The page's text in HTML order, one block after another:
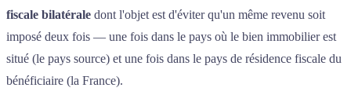
fiscale bilatérale dont l'objet est d'éviter qu'un même revenu soit
imposé deux fois — une fois dans le pays où le bien immobilier est
situé (le pays source) et une fois dans le pays de résidence fiscale du
bénéficiaire (la France).